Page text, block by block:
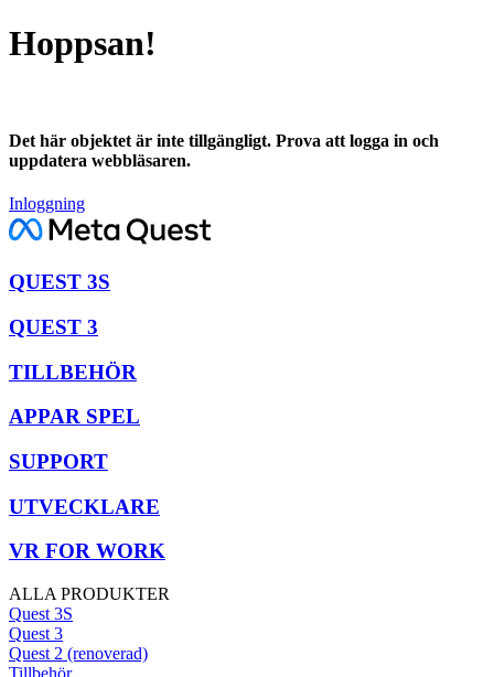
Hoppsan!
Det här objektet är inte tillgängligt. Prova att logga in och
uppdatera webbläsaren.
Inloggning
QUEST 3S
QUEST 3
TILLBEHÖR
APPAR SPEL
SUPPORT
UTVECKLARE
VR FOR WORK
ALLA PRODUKTER
Quest 3S
Quest 3
Quest 2 (renoverad)